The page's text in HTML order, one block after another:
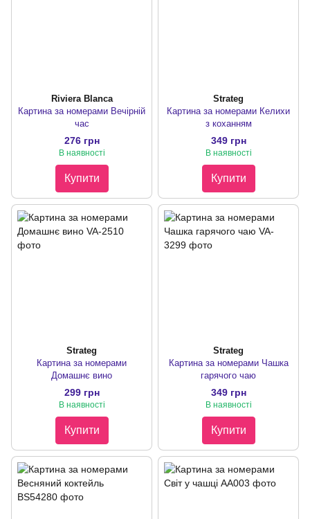
Riviera Blanca
Картина за номерами Вечірній
час
276 грн
В наявності
Купити
Strateg
Картина за номерами Келихи
з коханням
349 грн
В наявності
Купити
Strateg
Картина за номерами
Домашнє вино
299 грн
В наявності
Купити
Strateg
Картина за номерами Чашка
гарячого чаю
349 грн
В наявності
Купити